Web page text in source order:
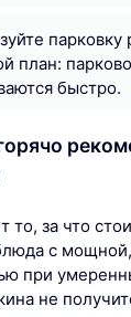
план:
быстро.
то, за что
с
при
не